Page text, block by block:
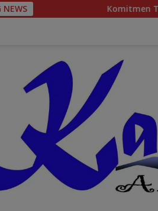
NEWS Komitmen Tegas Legislator